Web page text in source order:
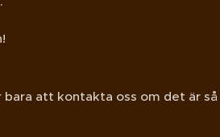
att kontakta oss om det är så